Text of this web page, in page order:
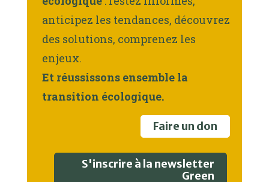
anticipez les tendances, découvrez
des solutions, comprenez les
enjeux.
Et réussissons ensemble la
transition écologique.
Faire un don
S'inscrire à la newsletter
Green